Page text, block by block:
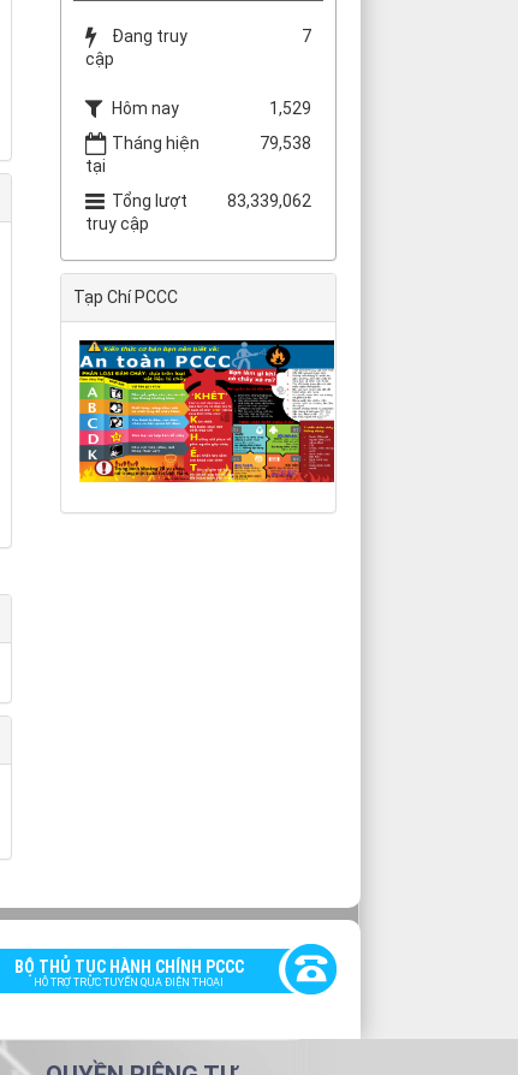
Đang truy
cập
7
Hôm nay
1,529
Tháng hiện
tại
79,538
Tổng lượt
truy cập
83,339,062
Tạp Chí PCCC
BỘ THỦ TỤC HÀNH CHÍNH PCCC
HỖ TRỢ TRỰC TUYẾN QUA ĐIỆN THOẠI